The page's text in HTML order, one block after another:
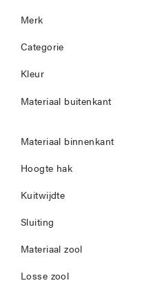
Merk
Categorie
Kleur
Materiaal buitenkant
Materiaal binnenkant
Hoogte hak
Kuitwijdte
Sluiting
Materiaal zool
Losse zool